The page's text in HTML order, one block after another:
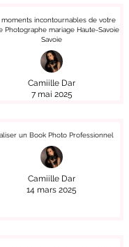
moments incontournables de votre
Photographe mariage Haute-Savoie &
Savoie
Camiille Dar
7 mai 2025
un Book Photo Professionnel
Camiille Dar
14 mars 2025